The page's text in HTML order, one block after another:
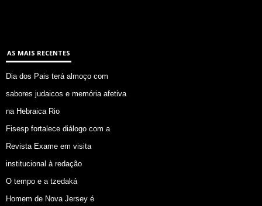
AS MAIS RECENTES
Dia dos Pais terá almoço com
sabores judaicos e memória afetiva
na Hebraica Rio
Fisesp fortalece diálogo com a
Revista Exame em visita
institucional à redação
O tempo e a tzedaká
Homem de Nova Jersey é